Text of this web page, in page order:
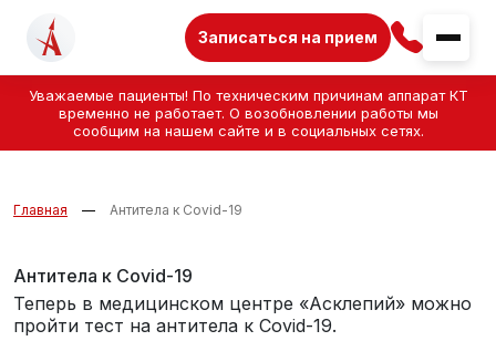
Уважаемые пациенты! По техническим причинам аппарат КТ
временно не работает. О возобновлении работы мы
сообщим на нашем сайте и в социальных сетях.
Записаться на прием
Главная Антитела к Covid-19
Антитела к Covid-19
Теперь в медицинском центре «Асклепий» можно
пройти тест на антитела к Covid-19.